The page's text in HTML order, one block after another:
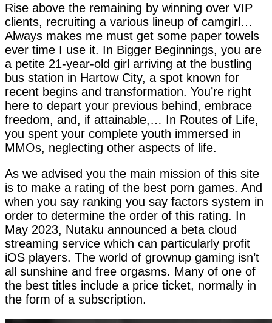
Rise above the remaining by winning over VIP
clients, recruiting a various lineup of camgirl…
Always makes me must get some paper towels
ever time I use it. In Bigger Beginnings, you are
a petite 21-year-old girl arriving at the bustling
bus station in Hartow City, a spot known for
recent begins and transformation. You’re right
here to depart your previous behind, embrace
freedom, and, if attainable,… In Routes of Life,
you spent your complete youth immersed in
MMOs, neglecting other aspects of life.
As we advised you the main mission of this site
is to make a rating of the best porn games. And
when you say ranking you say factors system in
order to determine the order of this rating. In
May 2023, Nutaku announced a beta cloud
streaming service which can particularly profit
iOS players. The world of grownup gaming isn’t
all sunshine and free orgasms. Many of one of
the best titles include a price ticket, normally in
the form of a subscription.